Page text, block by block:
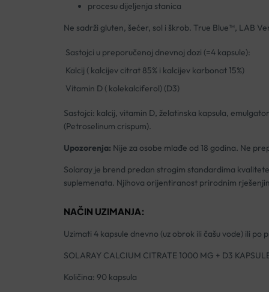
procesu dijeljenja stanica
Ne sadrži gluten, šećer, sol i škrob. True Blue™, LAB
Sastojci u preporučenoj dnevnoj dozi (=4 kapsule):
Kalcij ( kalcijev citrat 85% i kalcijev karbonat 15%)
Vitamin D ( kolekalciferol) (D3)
Sastojci: kalcij, vitamin D, želatinska kapsula,
(Petroselinum crispum).
Upozorenja: Nije za osobe mlađe od 18 godina. Ne
Solaray je brend predan strogim standardima
suplemenata. Njihova orijentiranostprirodnim
NAČIN UZIMANJA:
Uzimati 4 kapsule dnevno (uz obrok ili čašu vode) ili po
SOLARAY CALCIUM CITRATE 1000 MG + D3
Količina: 90 kapsula